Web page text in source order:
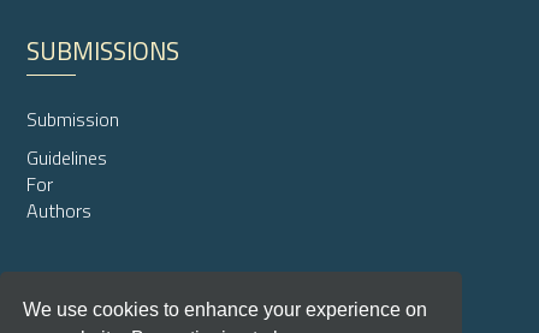
We use cookies to enhance your experience on
SUBMISSIONS
Submission
Guidelines
For
Authors